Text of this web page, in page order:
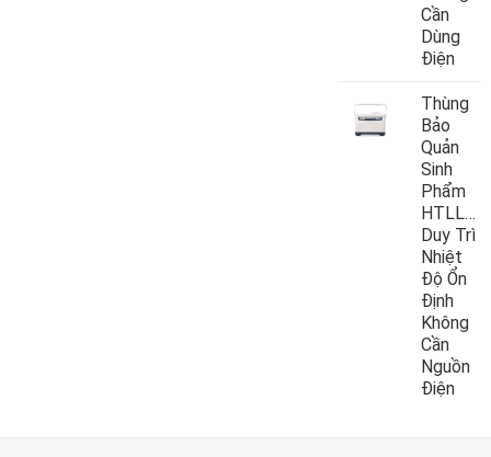
Cần
Dùng
Điện
Thùng
Bảo
Quản
Sinh
Phẩm
Duy Trì
Nhiệt
Độ Ổn
Định
Không
Cần
Nguồn
Điện